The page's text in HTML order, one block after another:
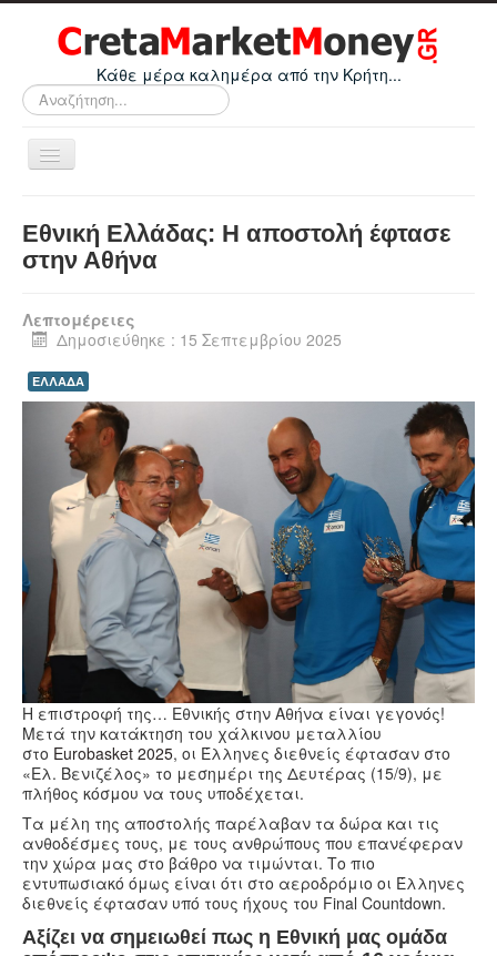
Κάθε μέρα καλημέρα από την Κρήτη...
Αναζήτηση...
Εναλλαγή
πλοήγησης
Οικονομικά
Ελλάδα
Κόσμος
Απόψεις
Τεχνολογία
Υγεία
Πολιτισμός
Αθλητικά
Βίντεο
Συνταγές
Εθνική Ελλάδας: Η αποστολή έφτασε
στην Αθήνα
Λεπτομέρειες
Δημοσιεύθηκε : 15 Σεπτεμβρίου 2025
ΕΛΛΑΔΑ
Η επιστροφή της… Εθνικής στην Αθήνα είναι γεγονός!
Μετά την κατάκτηση του χάλκινου μεταλλίου
στο Eurobasket 2025, οι Έλληνες διεθνείς έφτασαν στο
«Ελ. Βενιζέλος» το μεσημέρι της Δευτέρας (15/9), με
πλήθος κόσμου να τους υποδέχεται.
Τα μέλη της αποστολής παρέλαβαν τα δώρα και τις
ανθοδέσμες τους, με τους ανθρώπους που επανέφεραν
την χώρα μας στο βάθρο να τιμώνται. Το πιο
εντυπωσιακό όμως είναι ότι στο αεροδρόμιο οι Έλληνες
διεθνείς έφτασαν υπό τους ήχους του Final Countdown.
Αξίζει να σημειωθεί πως η Εθνική μας ομάδα